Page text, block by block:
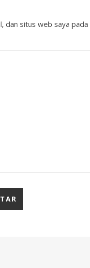
dan situs web saya